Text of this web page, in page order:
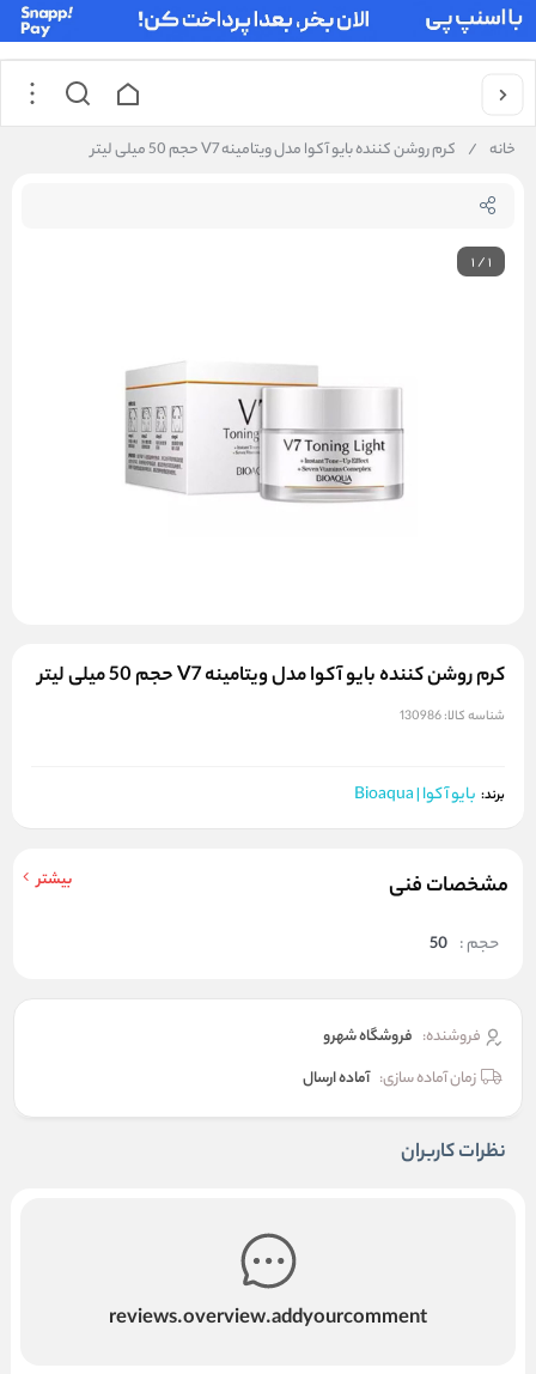
خانه / کرم روشن کننده بایو آکوا مدل ویتامینه V7 حجم 50 میلی لیتر
1/1
کرم روشن کننده بایو آکوا مدل ویتامینه V7 حجم 50 میلی لیتر
شناسه کالا:130986
برند: بایو آکوا | Bioaqua
مشخصات فنی بیشتر
حجم : 50
فروشنده: فروشگاه شهرو
زمان آماده سازی: آماده ارسال
نظرات کاربران
reviews.overview.addyourcomment